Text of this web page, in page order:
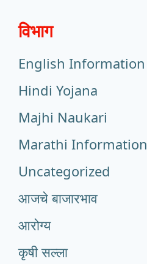
विभाग
English Information
Hindi Yojana
Majhi Naukari
Marathi Information
Uncategorized
आजचे बाजारभाव
आरोग्य
कृषी सल्ला